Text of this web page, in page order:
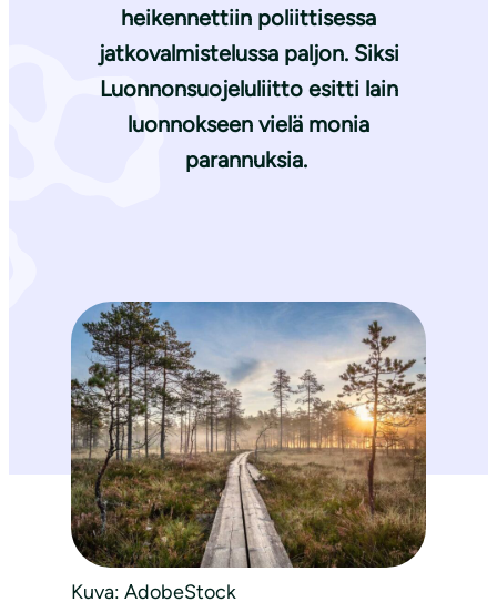
heikennettiin poliittisessa
jatkovalmistelussa paljon. Siksi
Luonnonsuojeluliitto esitti lain
luonnokseen vielä monia
parannuksia.
Kuva: AdobeStock